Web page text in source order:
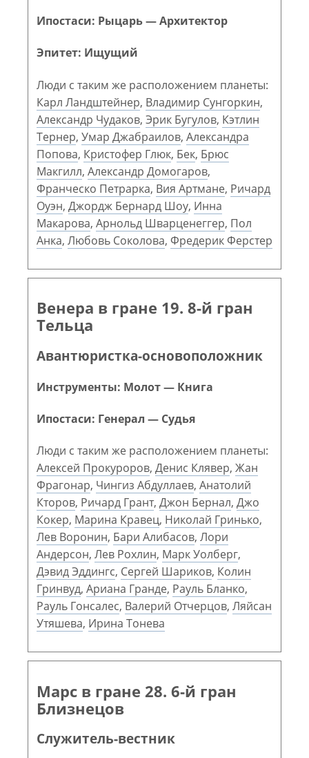
Ипостаси: Рыцарь — Архитектор
Эпитет: Ищущий
Люди с таким же расположением планеты:
Карл Ландштейнер, Владимир Сунгоркин,
Александр Чудаков, Эрик Бугулов, Кэтлин
Тернер, Умар Джабраилов, Александра
Попова, Кристофер Глюк, Бек, Брюс
Макгилл, Александр Домогаров,
Франческо Петрарка, Вия Артмане, Ричард
Оуэн, Джордж Бернард Шоу, Инна
Макарова, Арнольд Шварценеггер, Пол
Анка, Любовь Соколова, Фредерик Ферстер
Венера в гране 19. 8-й гран
Тельца
Авантюристка-основоположник
Инструменты: Молот — Книга
Ипостаси: Генерал — Судья
Люди с таким же расположением планеты:
Алексей Прокуроров, Денис Клявер, Жан
Фрагонар, Чингиз Абдуллаев, Анатолий
Кторов, Ричард Грант, Джон Бернал, Джо
Кокер, Марина Кравец, Николай Гринько,
Лев Воронин, Бари Алибасов, Лори
Андерсон, Лев Рохлин, Марк Уолберг,
Дэвид Эддингс, Сергей Шариков, Колин
Гринвуд, Ариана Гранде, Рауль Бланко,
Рауль Гонсалес, Валерий Отчерцов, Ляйсан
Утяшева, Ирина Тонева
Марс в гране 28. 6-й гран
Близнецов
Служитель-вестник